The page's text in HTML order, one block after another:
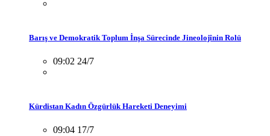
Barış ve Demokratik Toplum İnşa Sürecinde Jineolojînin Rolü
09:02 24/7
Kürdistan Kadın Özgürlük Hareketi Deneyimi
09:04 17/7